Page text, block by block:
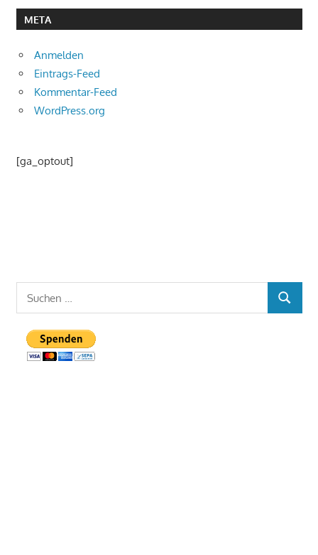
META
Anmelden
Eintrags-Feed
Kommentar-Feed
WordPress.org
[ga_optout]
SUCHEN